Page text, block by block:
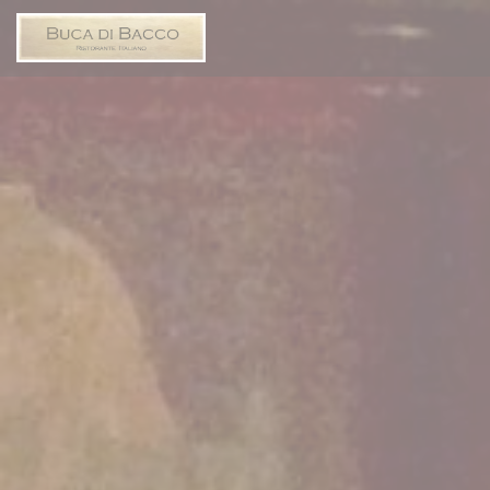
Cookies beheer paneel